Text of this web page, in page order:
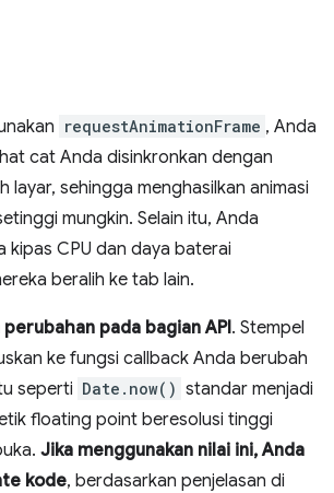
requestAnimationFrame , Anda
cat Anda disinkronkan dengan
layar, sehingga menghasilkan animasi
mungkin. Selain itu, Anda
kipas CPU dan daya baterai
beralih ke tab lain.
perubahan pada bagian API. Stempel
ke fungsi callback Anda berubah
seperti Date.now() standar menjadi
floating point beresolusi tinggi
Jika menggunakan nilai ini, Anda
kode, berdasarkan penjelasan di